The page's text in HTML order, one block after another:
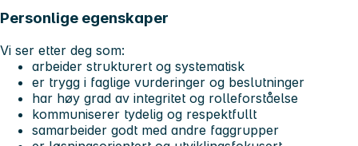
Personlige egenskaper
Vi ser etter deg som:
arbeider strukturert og systematisk
er trygg i faglige vurderinger og beslutninger
har høy grad av integritet og rolleforståelse
kommuniserer tydelig og respektfullt
samarbeider godt med andre faggrupper